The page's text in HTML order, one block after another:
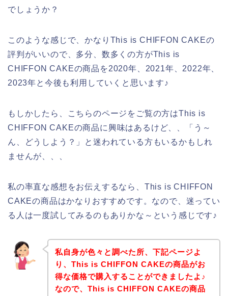
でしょうか？
このような感じで、かなりThis is CHIFFON CAKEの
評判がいいので、多分、数多くの方がThis is
CHIFFON CAKEの商品を2020年、2021年、2022年、
2023年と今後も利用していくと思います♪
もしかしたら、こちらのページをご覧の方はThis is
CHIFFON CAKEの商品に興味はあるけど、、「う～
ん、どうしよう？」と迷われている方もいるかもしれ
ませんが、、、
私の率直な感想をお伝えするなら、This is CHIFFON
CAKEの商品はかなりおすすめです。なので、迷ってい
る人は一度試してみるのもありかな～という感じです♪
私自身が色々と調べた所、下記ページよ
り、This is CHIFFON CAKEの商品がお
得な価格で購入することができましたよ♪
なので、This is CHIFFON CAKEの商品